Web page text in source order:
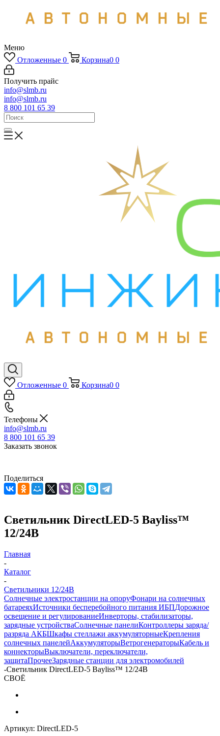
Меню
Отложенные 0 Корзина0 0
Получить прайс
info@slmb.ru
info@slmb.ru
8 800 101 65 39
Отложенные 0 Корзина0 0
Телефоны
info@slmb.ru
8 800 101 65 39
Заказать звонок
Поделиться
Светильник DirectLED-5 Bayliss™
12/24В
Главная
-
Каталог
-
Светильники 12/24В
Солнечные электростанции на опоруФонари на солнечных
батареяхИсточники бесперебойного питания ИБПДорожное
освещение и регулированиеИнверторы, стабилизаторы,
зарядные устройстваСолнечные панелиКонтроллеры заряда/
разряда АКБШкафы стеллажи аккумуляторныеКрепления
солнечных панелейАккумуляторыВетрогенераторыКабель и
коннекторыВыключатели, переключатели,
защитаПрочееЗарядные станции для электромобилей
-Светильник DirectLED-5 Bayliss™ 12/24В
СВОЁ
Артикул: DirectLED-5